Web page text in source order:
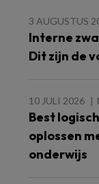
3 AUGUSTUS
Interne
Dit zijn de
10 JULI 2026
Best
oplossen
onderwijs